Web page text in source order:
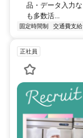
品・データ入力
も多数活...
固定時間制 交通費支給
正社員